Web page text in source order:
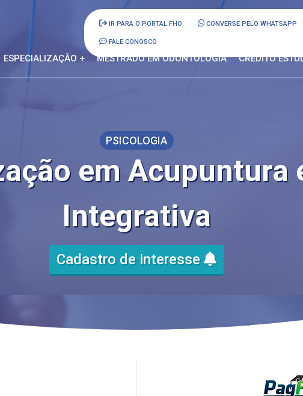
IR PARA O PORTAL FHO CONVERSE PELO WHATSAPP
FALE CONOSCO
ESPECIALIZAÇÃO + MESTRADO EM ODONTOLOGIA CRÉDITO
PSICOLOGIA
em Acupuntura
Integrativa
Cadastro de interesse